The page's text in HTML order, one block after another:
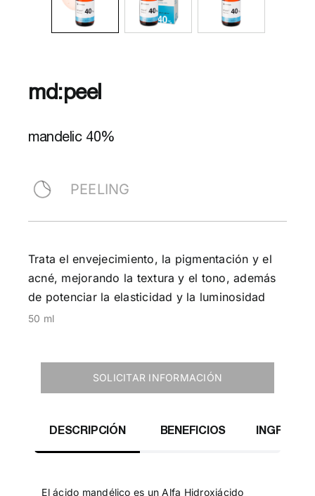
md:peel
mandelic 40%
PEELING
Trata el envejecimiento, la pigmentación y el
acné, mejorando la textura y el tono, además
de potenciar la elasticidad y la luminosidad
50 ml
SOLICITAR INFORMACIÓN
DESCRIPCIÓN BENEFICIOS
El ácido mandélico es un Alfa Hidroxiácido